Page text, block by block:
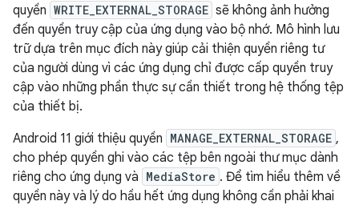
quyền WRITE_EXTERNAL_STORAGE sẽ không ảnh hưởng
đến quyền truy cập của ứng dụng vào bộ nhớ. Mô hình lưu
trữ dựa trên mục đích này giúp cải thiện quyền riêng tư
của người dùng vì các ứng dụng chỉ được cấp quyền truy
cập vào những phần thực sự cần thiết trong hệ thống tệp
của thiết bị.
Android 11 giới thiệu quyền MANAGE_EXTERNAL_STORAGE ,
cho phép quyền ghi vào các tệp bên ngoài thư mục dành
riêng cho ứng dụng và MediaStore . Để tìm hiểu thêm về
quyền này và lý do hầu hết ứng dụng không cần phải khai